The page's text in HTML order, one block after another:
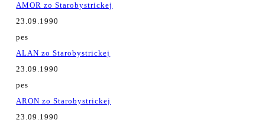
AMOR zo Starobystrickej
23.09.1990
pes
ALAN zo Starobystrickej
23.09.1990
pes
ARON zo Starobystrickej
23.09.1990